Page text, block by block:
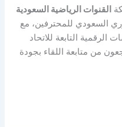
القنوات الرياضية السعودية
السعودي للمحترفين، مع
التابعة للاتحاد
من متابعة اللقاء بجودة